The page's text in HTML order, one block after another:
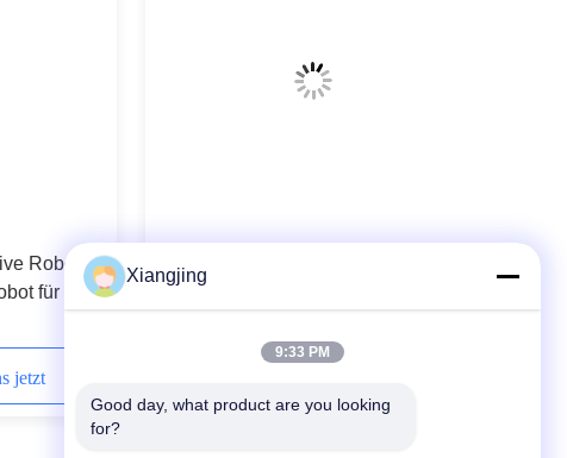
Robots 6
für die
jetzt
Kooperativer schweißender Roboter
CNGBS-G05 mit Onrobot-Greifer
anhebendes System
Xiangjing
9:33 PM
Good day, what product are you looking
for?